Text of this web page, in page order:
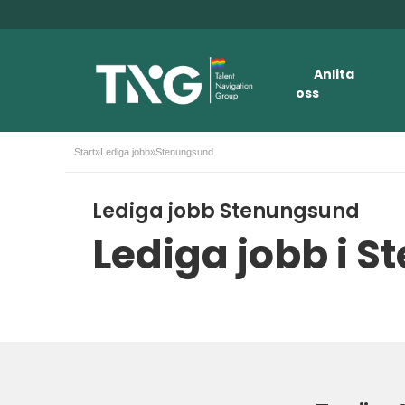
Anlita
oss
Start»Lediga jobb»Stenungsund
Lediga jobb Stenungsund
Lediga jobb i